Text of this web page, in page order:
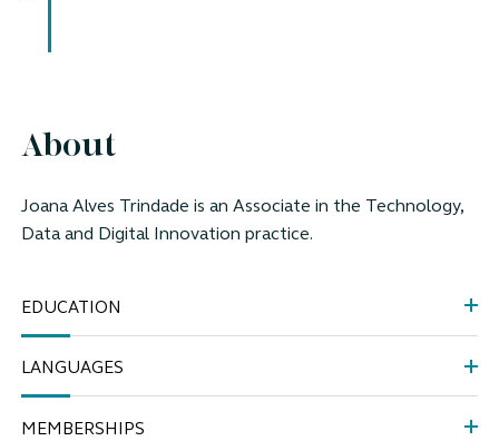
About
Joana Alves Trindade is an Associate in the Technology,
Data and Digital Innovation practice.
EDUCATION
LANGUAGES
MEMBERSHIPS